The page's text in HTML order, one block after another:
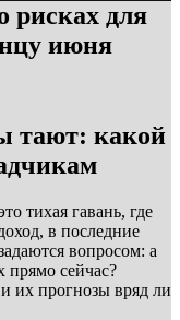
рисках для
июня
тают: какой
тихая гавань, где
в последние
вопросом: а
прямо сейчас?
их прогнозы вряд ли